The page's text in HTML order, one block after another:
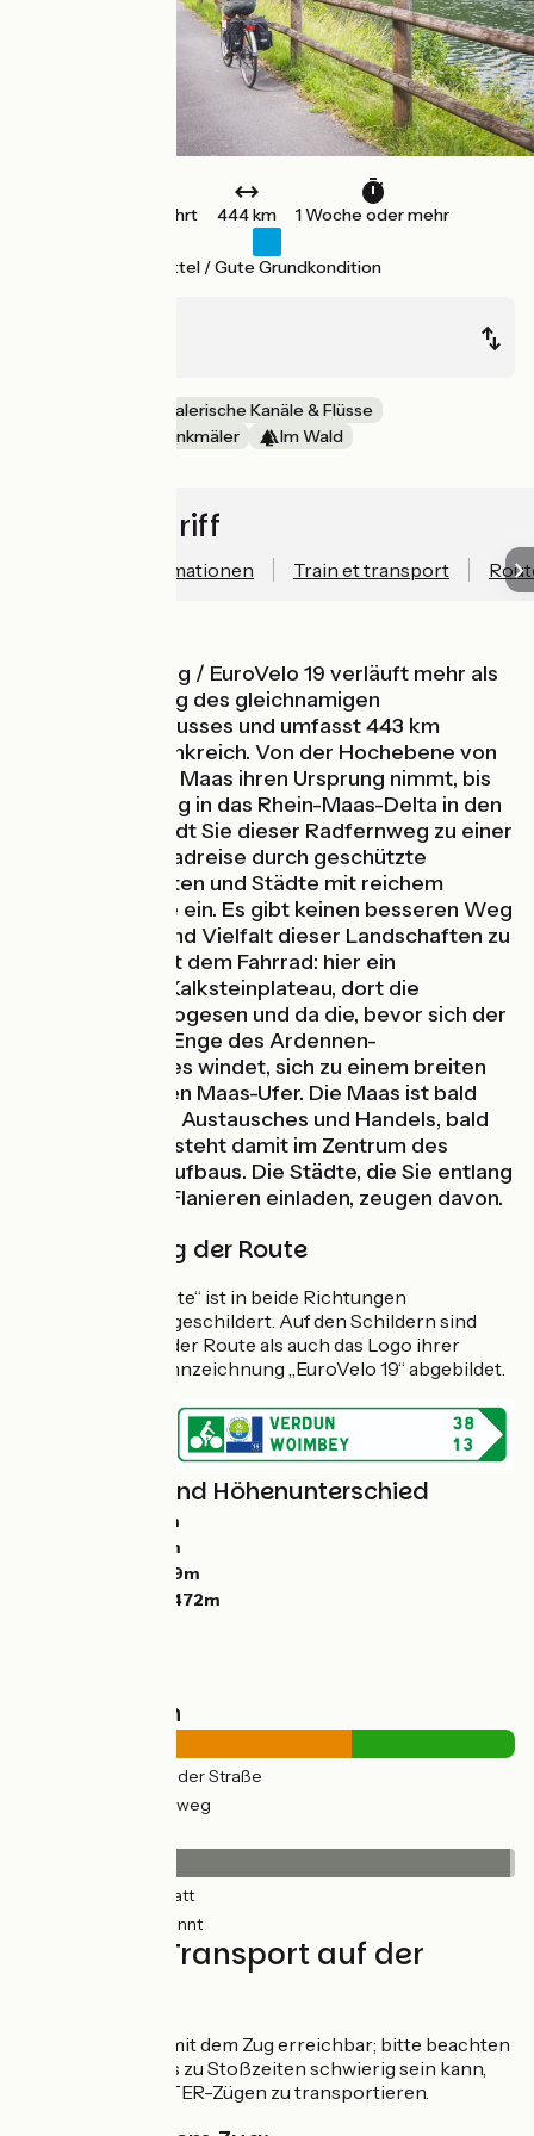
Einfache Fahrt 444 km 1 Woche oder mehr
Mittel / Gute Grundkondition
Malerische Kanäle & Flüsse
Schlösser & Baudenkmäler
Im Wald
Schnellzugriff
Technische Informationen Train et transport
Der Maasradweg / EuroVelo 19 verläuft mehr als
1.000 km entlang des gleichnamigen
europäischen Flusses und umfasst 443 km
Radwege in Frankreich. Von der Hochebene von
Langres, wo die Maas ihren Ursprung nimmt, bis
zu ihrer Mündung in das Rhein-Maas-Delta in den
Niederlanden lädt Sie dieser Radfernweg zu einer
wunderbaren Radreise durch geschützte
Naturlandschaften und Städte mit reichem
Geschichtserbe ein. Es gibt keinen besseren Weg
die Schönheit und Vielfalt dieser Landschaften zu
genießen als mit dem Fahrrad: hier ein
ausgedehntes Kalksteinplateau, dort die
Ausläufer der Vogesen und da die, bevor sich der
Fluss durch die Enge des Ardennen-
Schiefergebirges windet, sich zu einem breiten
Tal hin öffnenden Maas-Ufer. Die Maas ist bald
Mittelpunkt des Austausches und Handels, bald
Grenzfluss und steht damit im Zentrum des
europäischen Aufbaus. Die Städte, die Sie entlang
der Route zum Flanieren einladen, zeugen davon.
Beschilderung der Route
Die „Maas-Radroute“ ist in beide Richtungen
durchgehend ausgeschildert. Auf den Schildern sind
sowohl das Logo der Route als auch das Logo ihrer
europäischen Kennzeichnung „EuroVelo 19“ abgebildet.
Steigungen und Höhenunterschied
1340m
1667m
99m
472m
Straßentypen
(67%) Auf der Straße
(33%) Radweg
(99%) Glatt
(1%) Unbekannt
Züge und Transport auf der
Die Route ist gut mit dem Zug erreichbar; bitte beachten
Sie jedoch, dass es zu Stoßzeiten schwierig sein kann,
Fahrräder in den TER-Zügen zu transportieren.